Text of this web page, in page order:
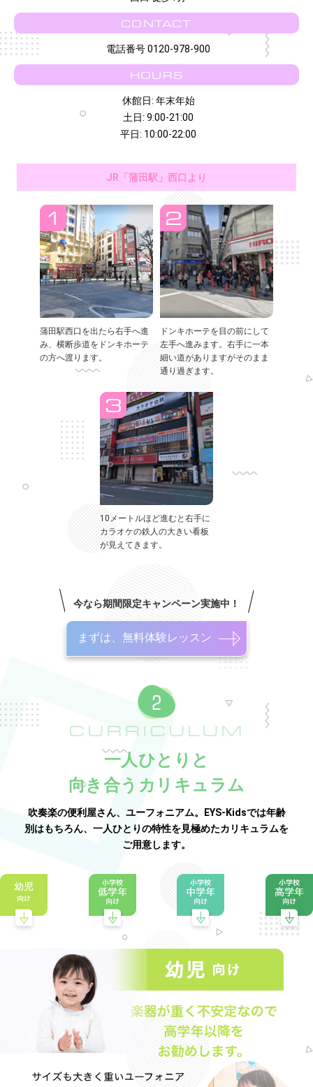
CONTACT
電話番号 0120-978-900
HOURS
休館日: 年末年始
土日: 9:00-21:00
平日: 10:00-22:00
JR「蒲田駅」西口より
蒲田駅西口を出たら右手へ進
み、横断歩道をドンキホーテ
の方へ渡ります。
ドンキホーテを目の前にして
左手へ進みます。右手に一本
細い道がありますがそのまま
通り過ぎます。
10メートルほど進むと右手に
カラオケの鉄人の大きい看板
が見えてきます。
今なら期間限定キャンペーン実施中！
まずは、無料体験レッスン
CURRICULUM
一人ひとりと
向き合うカリキュラム
吹奏楽の便利屋さん、ユーフォニアム。EYS-Kidsでは年齢
別はもちろん、一人ひとりの特性を見極めたカリキュラムを
ご用意します。